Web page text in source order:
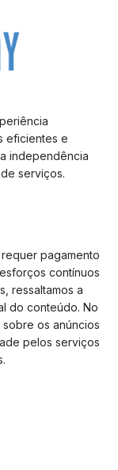
eficientes e
independência
serviços.
pagamento
contínuos
ressaltamos a
do conteúdo. No
os anúncios
pelos serviços